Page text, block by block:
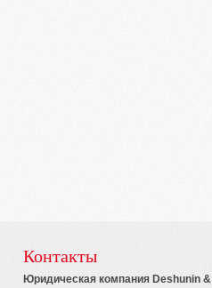
Контакты
Юридическая компания Deshunin &